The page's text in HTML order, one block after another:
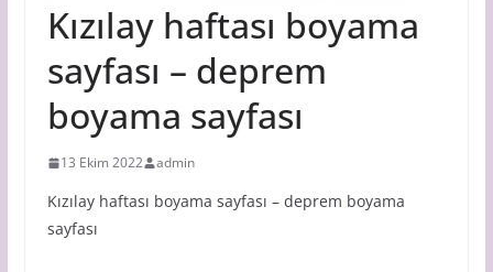
Kızılay haftası boyama
sayfası – deprem
boyama sayfası
13 Ekim 2022 admin
Kızılay haftası boyama sayfası – deprem boyama
sayfası